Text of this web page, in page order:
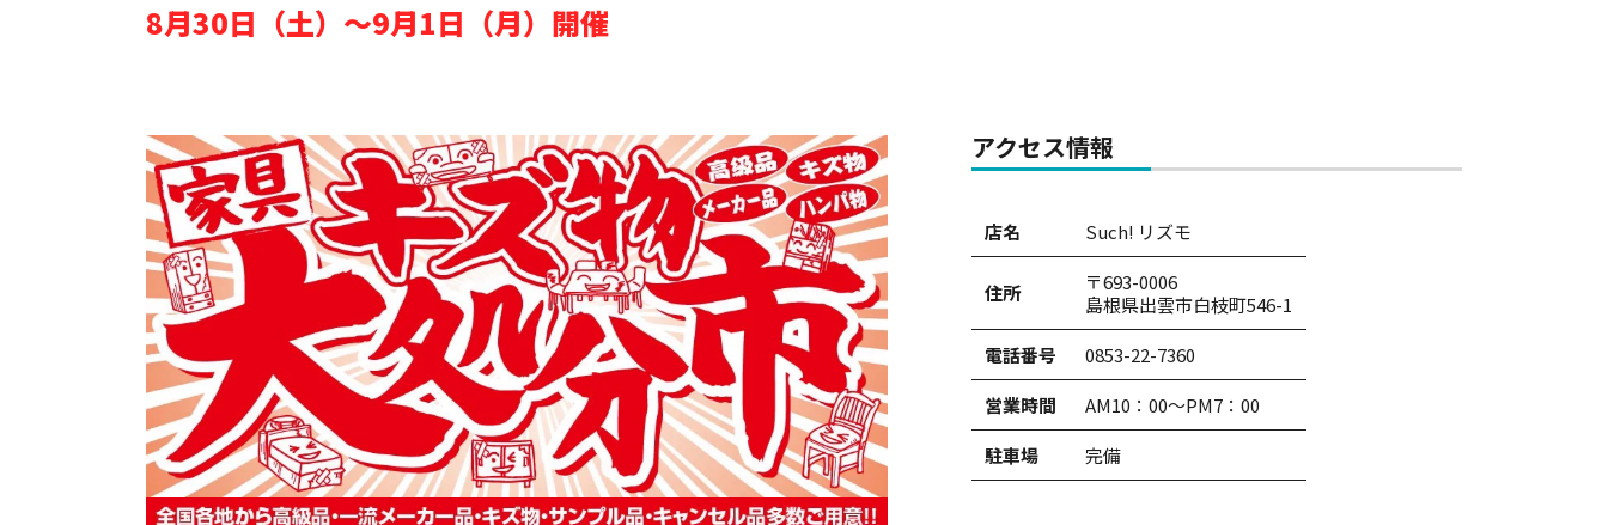
8月30日（土）～9月1日（月）開催
アクセス情報
店名 Such! リズモ
住所
〒693-0006
島根県出雲市白枝町546-1
電話番号
0853-22-7360
営業時間
AM10：00～PM7：00
駐車場
完備